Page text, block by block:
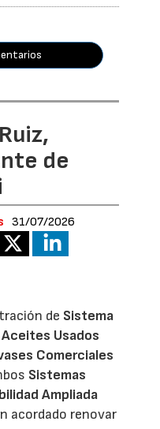
de
31/07/2026
de Sistema
Usados
Comerciales
Sistemas
Ampliada
acordado renovar